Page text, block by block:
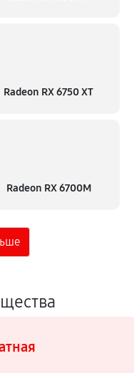
Radeon RX 6750 XT
Radeon RX 6700M